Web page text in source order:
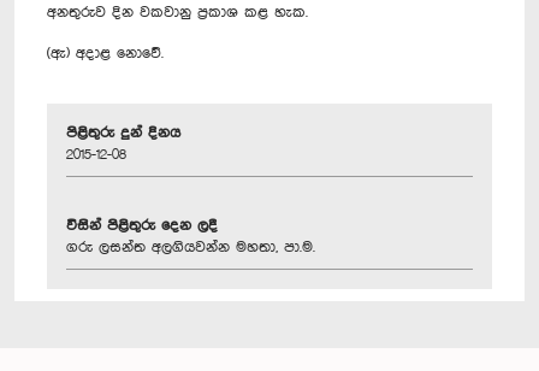
අනතුරුව දින වකවානු ප්‍රකාශ කළ හැක.
(ඇ) අදාළ නොවේ.
පිළිතුරු දුන් දිනය
2015-12-08
විසින් පිළිතුරු දෙන ලදී
ගරු ලසන්ත අලගියවන්න මහතා, පා.ම.